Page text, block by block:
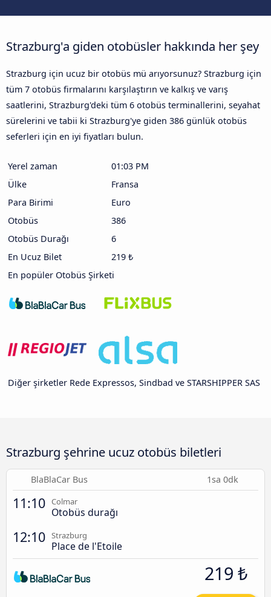
Strazburg'a giden otobüsler hakkında her şey
Strazburg için ucuz bir otobüs mü arıyorsunuz? Strazburg için
tüm 7 otobüs firmalarını karşılaştırın ve kalkış ve varış
saatlerini, Strazburg'deki tüm 6 otobüs terminallerini, seyahat
sürelerini ve tabii ki Strazburg'ye giden 386 günlük otobüs
seferleri için en iyi fiyatları bulun.
Yerel zaman
01:03 PM
Ülke
Fransa
Para Birimi
Euro
Otobüs
386
Otobüs Durağı
6
En Ucuz Bilet
219 ₺
En popüler Otobüs Şirketi
Diğer şirketler Rede Expressos, Sindbad ve STARSHIPPER SAS
Strazburg şehrine ucuz otobüs biletleri
BlaBlaCar Bus 1sa 0dk
11:10 Colmar
Otobüs durağı
12:10 Strazburg
Place de l'Etoile
219 ₺